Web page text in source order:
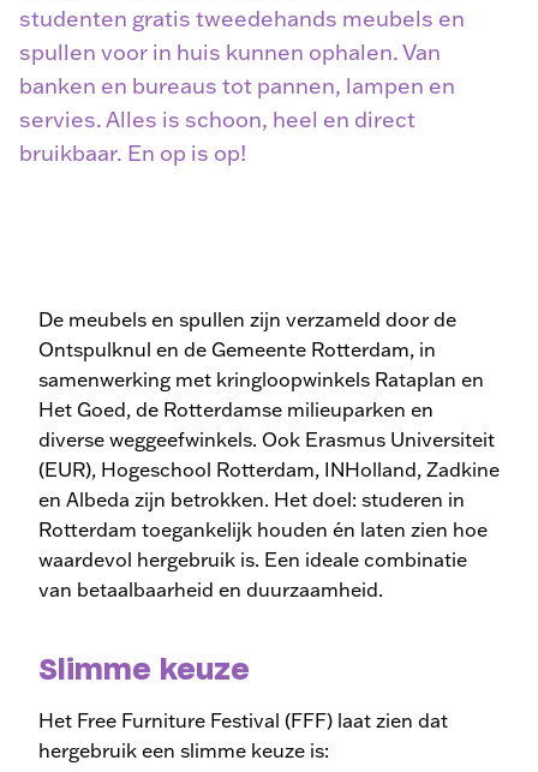
studenten gratis tweedehands meubels en
spullen voor in huis kunnen ophalen. Van
banken en bureaus tot pannen, lampen en
servies. Alles is schoon, heel en direct
bruikbaar. En op is op!
De meubels en spullen zijn verzameld door de
Ontspulknul en de Gemeente Rotterdam, in
samenwerking met kringloopwinkels Rataplan en
Het Goed, de Rotterdamse milieuparken en
diverse weggeefwinkels. Ook Erasmus Universiteit
(EUR), Hogeschool Rotterdam, INHolland, Zadkine
en Albeda zijn betrokken. Het doel: studeren in
Rotterdam toegankelijk houden én laten zien hoe
waardevol hergebruik is. Een ideale combinatie
van betaalbaarheid en duurzaamheid.
Slimme keuze
Het Free Furniture Festival (FFF) laat zien dat
hergebruik een slimme keuze is: